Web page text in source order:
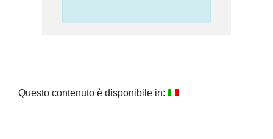
Questo contenuto è disponibile in: